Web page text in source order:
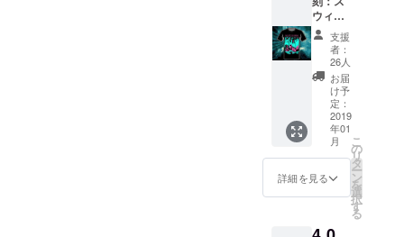
) 47 67
20 M
(170CM
) 50 70
20 L
(175CM
) 53 73
20 XL
(180CM
) 56 75
像はあ
くまで
付き ▼
ボディ
仕様(身
幅・身
丈・そ
で丈)
GILDA
63000
(165CM
) 47 67
(170CM
20 L
ウィー
トリト
ルモン
スター
ズ T
シャ
ツ】 CF
限定！
ここで
しか買
えない
過去T
シャツ
です！
は
支援
者：
26人
お届
け予
定：
2019
年01
月
詳細を見る
こ
の
リ
タ
ー
ン
を
選
択
す
る